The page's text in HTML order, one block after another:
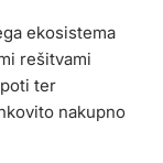
ekosistema
rešitvami
ter
nakupno